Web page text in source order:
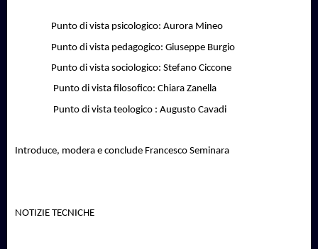
Punto di vista psicologico: Aurora Mineo
Punto di vista pedagogico: Giuseppe Burgio
Punto di vista sociologico: Stefano Ciccone
Punto di vista filosofico: Chiara Zanella
Punto di vista teologico : Augusto Cavadi
Introduce, modera e conclude Francesco Seminara
NOTIZIE TECNICHE